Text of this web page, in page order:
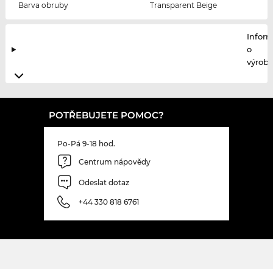
Barva obruby
Transparent Beige
o
POTŘEBUJETE POMOC?
Po-Pá 9-18 hod.
Centrum nápovědy
Odeslat dotaz
+44 330 818 6761